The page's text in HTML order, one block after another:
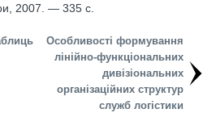
2007. — 335 с.
Особливості формування
лінійно-функціональних
дивізіональних
організаційних структур
служб логістики